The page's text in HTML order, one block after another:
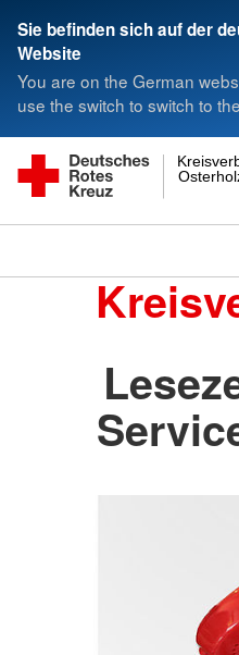
Sie befinden sich auf der
Website
You are on the German
use the switch to switch to